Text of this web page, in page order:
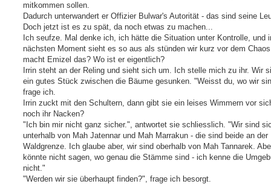
mitkommen sollen.
Dadurch unterwandert er Offizier Bulwar's Autorität - das sind seine
Doch jetzt ist es zu spät, da noch etwas zu machen...
Ich seufze. Mal denke ich, ich hätte die Situation unter Kontrolle, und
nächsten Moment sieht es so aus als stünden wir kurz vor dem
macht Emizel das? Wo ist er eigentlich?
Irrin steht an der Reling und sieht sich um. Ich stelle mich zu ihr. Wir
ein gutes Stück zwischen die Bäume gesunken. "Weisst du, wo wir
frage ich.
Irrin zuckt mit den Schultern, dann gibt sie ein leises Wimmern vor
noch ihr Nacken?
"Ich bin mir nicht ganz sicher.", antwortet sie schliesslich. "Wir sind
unterhalb von Mah Jatennar und Mah Marrakun - die sind beide an der
Waldgrenze. Ich glaube aber, wir sind oberhalb von Mah Tannarek.
könnte nicht sagen, wo genau die Stämme sind - ich kenne die
nicht."
"Werden wir sie überhaupt finden?", frage ich besorgt.